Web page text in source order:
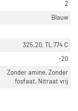
2
Blauw
325.20, TL 774 C
-20
Zonder amine, Zonder
fosfaat, Nitraat vrij